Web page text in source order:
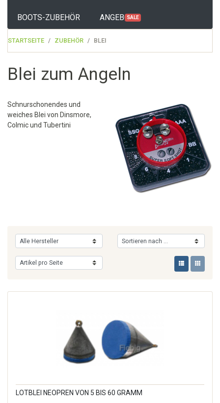
BOOTS-ZUBEHÖR ANGEBOTE
SALE
STARTSEITE ZUBEHÖR BLEI
Blei zum Angeln
Schnurschonendes und
weiches Blei von Dinsmore,
Colmic und Tubertini
LOTBLEI NEOPREN VON 5 BIS 60 GRAMM